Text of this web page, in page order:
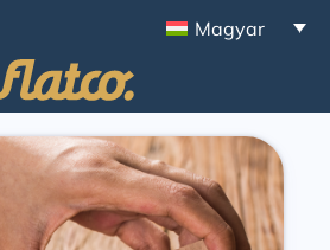
Magyar